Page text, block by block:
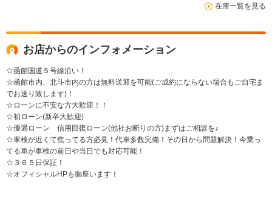
クスルー MTモード
ォグランプ ABS
キーレス
置 ABS 横
ウィンドウ
在庫一覧を見る
お店からのインフォメーション
☆函館国道５号線沿い！
☆函館市内、北斗市内の方は無料送迎を可能(ご成約にならない場合もご自宅ま
でお送り致します)！
☆ローンに不安な方大歓迎！！
☆初ローン(新卒大歓迎)
☆優遇ローン 信用回復ローン(他社お断りの方)まずはご相談を♪
☆車検が近くて焦ってる方必見！代車多数完備！その日から問題解決！今乗っ
てる車が車検の前日や当日でも対応可能！
☆３６５日保証！
☆オフィシャルHPも御座います！